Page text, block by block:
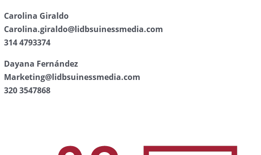
Carolina Giraldo
Carolina.giraldo@lidbsuinessmedia.com
314 4793374
Dayana Fernández
Marketing@lidbsuinessmedia.com
320 3547868